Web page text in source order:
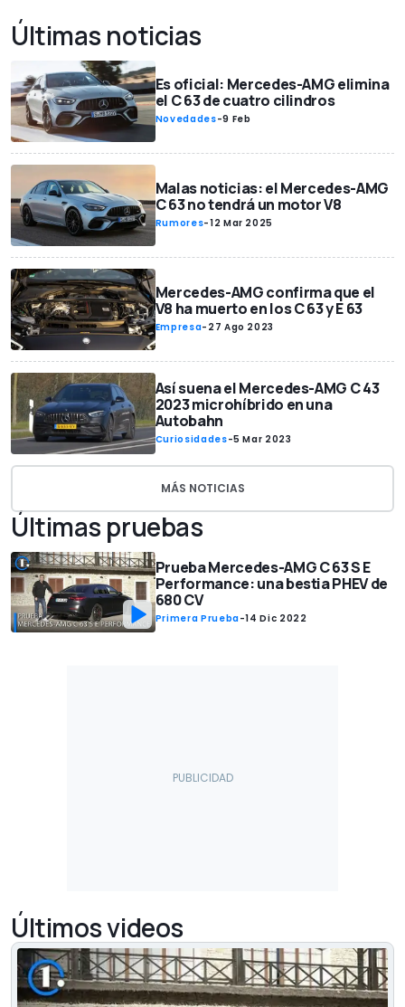
Últimas noticias
Es oficial: Mercedes-AMG elimina
el C 63 de cuatro cilindros
Novedades-9 Feb
Malas noticias: el Mercedes-AMG
C 63 no tendrá un motor V8
Rumores-12 Mar 2025
Mercedes-AMG confirma que el
V8 ha muerto en los C 63 y E 63
Empresa- 27 Ago 2023
Así suena el Mercedes-AMG C 43
2023 microhíbrido en una
Autobahn
Curiosidades-5 Mar 2023
MÁS NOTICIAS
Últimas pruebas
Prueba Mercedes-AMG C 63 S E
Performance: una bestia PHEV de
680 CV
Primera Prueba-14 Dic 2022
Últimos videos